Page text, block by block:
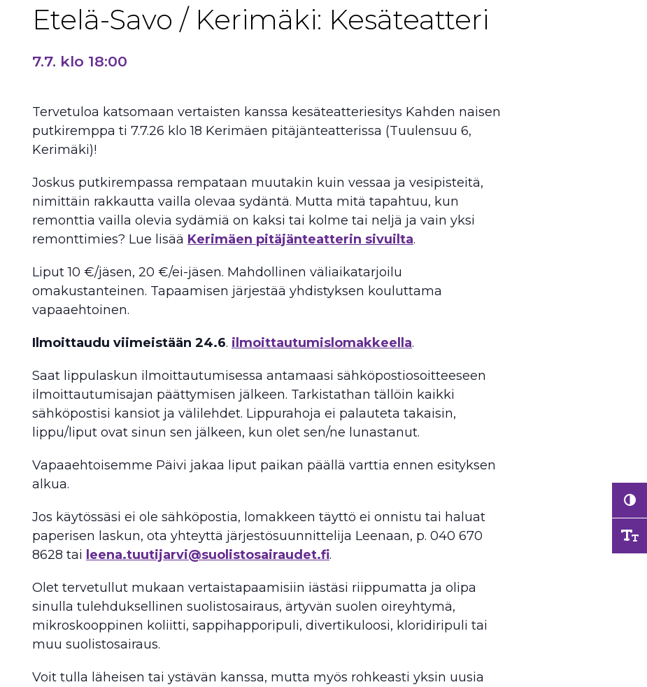
Etelä-Savo / Kerimäki: Kesäteatteri
7.7. klo 18:00
Tervetuloa katsomaan vertaisten kanssa kesäteatteriesitys Kahden naisen
putkiremppa ti 7.7.26 klo 18 Kerimäen pitäjänteatterissa (Tuulensuu 6,
Kerimäki)!
Joskus putkirempassa rempataan muutakin kuin vessaa ja vesipisteitä,
nimittäin rakkautta vailla olevaa sydäntä. Mutta mitä tapahtuu, kun
remonttia vailla olevia sydämiä on kaksi tai kolme tai neljä ja vain yksi
remonttimies? Lue lisää Kerimäen pitäjänteatterin sivuilta.
Liput 10 €/jäsen, 20 €/ei-jäsen. Mahdollinen väliaikatarjoilu
omakustanteinen. Tapaamisen järjestää yhdistyksen kouluttama
vapaaehtoinen.
Ilmoittaudu viimeistään 24.6. ilmoittautumislomakkeella.
Saat lippulaskun ilmoittautumisessa antamaasi sähköpostiosoitteeseen
ilmoittautumisajan päättymisen jälkeen. Tarkistathan tällöin kaikki
sähköpostisi kansiot ja välilehdet. Lippurahoja ei palauteta takaisin,
lippu/liput ovat sinun sen jälkeen, kun olet sen/ne lunastanut.
Vapaaehtoisemme Päivi jakaa liput paikan päällä varttia ennen esityksen
alkua.
Jos käytössäsi ei ole sähköpostia, lomakkeen täyttö ei onnistu tai haluat
paperisen laskun, ota yhteyttä järjestösuunnittelija Leenaan, p. 040 670
8628 tai leena.tuutijarvi@suolistosairaudet.fi.
Olet tervetullut mukaan vertaistapaamisiin iästäsi riippumatta ja olipa
sinulla tulehduksellinen suolistosairaus, ärtyvän suolen oireyhtymä,
mikroskooppinen koliitti, sappihapporipuli, divertikuloosi, kloridiripuli tai
muu suolistosairaus.
Voit tulla läheisen tai ystävän kanssa, mutta myös rohkeasti yksin uusia